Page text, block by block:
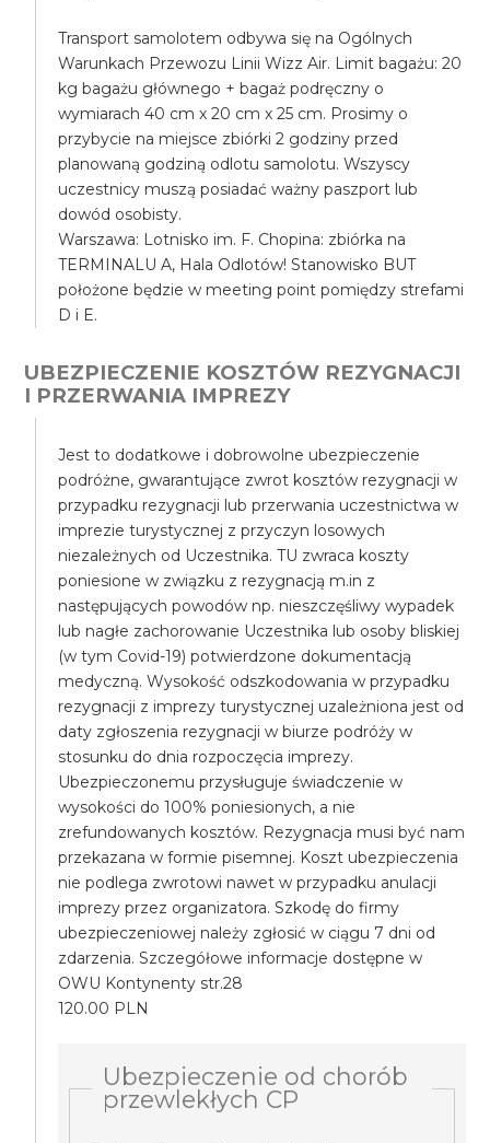
Transport samolotem odbywa się na Ogólnych
Warunkach Przewozu Linii Wizz Air. Limit bagażu: 20
kg bagażu głównego + bagaż podręczny o
wymiarach 40 cm x 20 cm x 25 cm. Prosimy o
przybycie na miejsce zbiórki 2 godziny przed
planowaną godziną odlotu samolotu. Wszyscy
uczestnicy muszą posiadać ważny paszport lub
dowód osobisty.
Warszawa: Lotnisko im. F. Chopina: zbiórka na
TERMINALU A, Hala Odlotów! Stanowisko BUT
położone będzie w meeting point pomiędzy strefami
D i E.
UBEZPIECZENIE KOSZTÓW REZYGNACJI
I PRZERWANIA IMPREZY
Jest to dodatkowe i dobrowolne ubezpieczenie
podróżne, gwarantujące zwrot kosztów rezygnacji w
przypadku rezygnacji lub przerwania uczestnictwa w
imprezie turystycznej z przyczyn losowych
niezależnych od Uczestnika. TU zwraca koszty
poniesione w związku z rezygnacją m.in z
następujących powodów np. nieszczęśliwy wypadek
lub nagłe zachorowanie Uczestnika lub osoby bliskiej
(w tym Covid-19) potwierdzone dokumentacją
medyczną. Wysokość odszkodowania w przypadku
rezygnacji z imprezy turystycznej uzależniona jest od
daty zgłoszenia rezygnacji w biurze podróży w
stosunku do dnia rozpoczęcia imprezy.
Ubezpieczonemu przysługuje świadczenie w
wysokości do 100% poniesionych, a nie
zrefundowanych kosztów. Rezygnacja musi być nam
przekazana w formie pisemnej. Koszt ubezpieczenia
nie podlega zwrotowi nawet w przypadku anulacji
imprezy przez organizatora. Szkodę do firmy
ubezpieczeniowej należy zgłosić w ciągu 7 dni od
zdarzenia. Szczegółowe informacje dostępne w
OWU Kontynenty str.28
120.00 PLN
Ubezpieczenie od chorób
przewlekłych CP